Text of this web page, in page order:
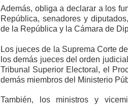
Además, obliga a declarar a los
República, senadores y
de la República y la Cámara de
Los jueces de la Suprema Corte
los demás jueces del orden
Tribunal Superior Electoral, el
demás miembros del Ministerio
También, los ministros y